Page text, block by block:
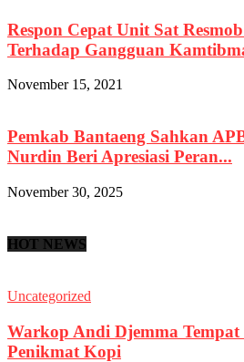
Respon Cepat Unit Sat
Terhadap Gangguan
November 15, 2021
Pemkab Bantaeng Sahkan
Nurdin Beri Apresiasi Peran...
November 30, 2025
HOT NEWS
Uncategorized
Warkop Andi Djemma Tempat
Penikmat Kopi